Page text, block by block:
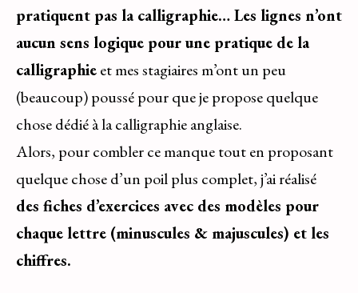
pratiquent pas la calligraphie… Les lignes n’ont
aucun sens logique pour une pratique de la
calligraphieet mes stagiaires m’ont un peu
(beaucoup) poussé pour que je propose quelque
chose dédié à la calligraphie anglaise.
Alors, pour combler ce manque tout en proposant
quelque chose d’un poil plus complet, j’ai réalisé
des fiches d’exercices avec des modèles pour
chaque lettre (minuscules & majuscules) et les
chiffres.